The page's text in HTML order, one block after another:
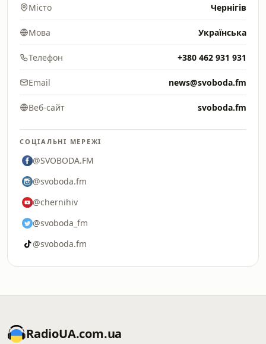
Місто Чернігів
Мова Українська
Телефон +380 462 931 931
Email news@svoboda.fm
Веб-сайт svoboda.fm
СОЦІАЛЬНІ МЕРЕЖІ
@SVOBODA.FM
@svoboda.fm
@chernihiv
@svoboda_fm
@svoboda.fm
RadioUA.com.ua